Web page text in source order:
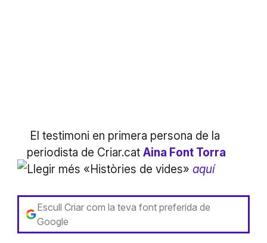
El testimoni en primera persona de la
periodista de Criar.cat Aina Font Torra
Llegir més «Històries de vides» aquí
Escull Criar com la teva font preferida de
Google